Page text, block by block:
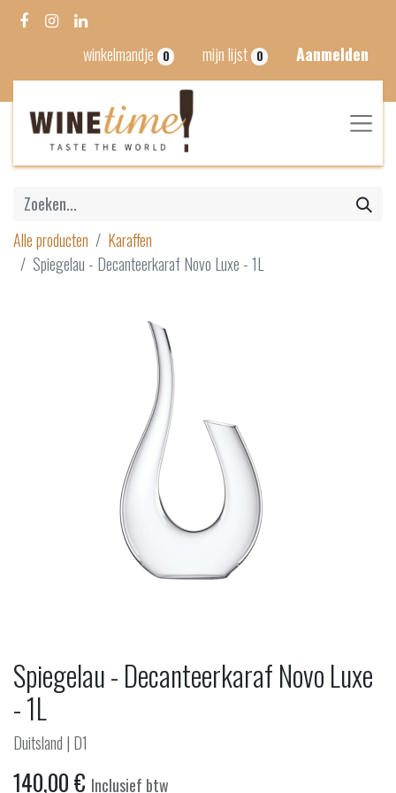
winkelmandje 0 mijn lijst 0 Aanmelden
Alle producten
Karaffen
Spiegelau - Decanteerkaraf Novo Luxe - 1L
Spiegelau - Decanteerkaraf Novo Luxe
- 1L
Duitsland | D1
140,00€ Inclusief btw